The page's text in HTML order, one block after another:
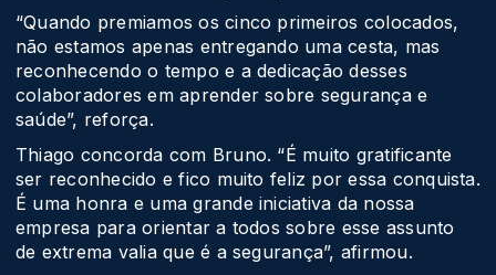
“Quando premiamos os cinco primeiros colocados,
não estamos apenas entregando uma cesta, mas
reconhecendo o tempo e a dedicação desses
colaboradores em aprender sobre segurança e
saúde”, reforça.
Thiago concorda com Bruno. “É muito gratificante
ser reconhecido e fico muito feliz por essa conquista.
É uma honra e uma grande iniciativa da nossa
empresa para orientar a todos sobre esse assunto
de extrema valia que é a segurança”, afirmou.